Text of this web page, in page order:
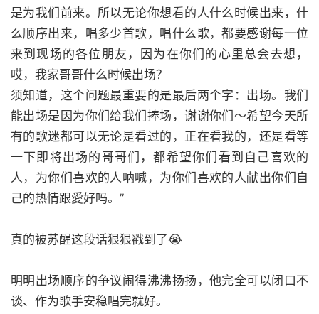
是为我们前来。所以无论你想看的人什么时候出来，什
么顺序出来，唱多少首歌，唱什么歌，都要感谢每一位
来到现场的各位朋友，因为在你们的心里总会去想，
哎，我家哥哥什么时候出场？
须知道，这个问题最重要的是最后两个字：出场。我们
能出场是因为你们给我们捧场，谢谢你们～希望今天所
有的歌迷都可以无论是看过的，正在看我的，还是看等
一下即将出场的哥哥们，都希望你们看到自己喜欢的
人，为你们喜欢的人呐喊，为你们喜欢的人献出你们自
己的热情跟愛好吗。”
真的被苏醒这段话狠狠戳到了😭
明明出场顺序的争议闹得沸沸扬扬，他完全可以闭口不
谈、作为歌手安稳唱完就好。